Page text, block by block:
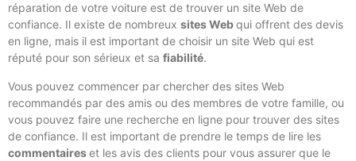
réparation de votre voiture est de trouver un site Web de
confiance. Il existe de nombreux sites Webqui offrent des devis
en ligne, mais il est important de choisir un site Web qui est
réputé pour son sérieux et sa fiabilité.
Vous pouvez commencer par chercher des sites Web
recommandés par des amis ou des membres de votre famille, ou
vous pouvez faire une recherche en ligne pour trouver des sites
de confiance. Il est important de prendre le temps de lire les
commentaireset les avis des clients pour vous assurer que le